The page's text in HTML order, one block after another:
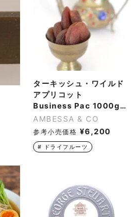
ターキッシュ・ワイルド
アプリコット
Business Pac 1000g：1個
AMBESSA & CO
参考小売価格 ¥6,200
# ドライフルーツ